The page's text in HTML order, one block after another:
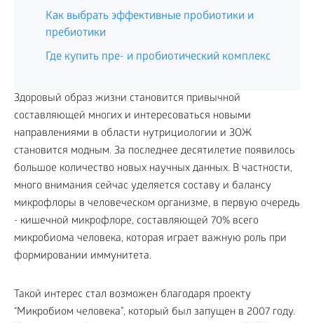
Как выбрать эффективные пробиотики и
пребиотики
Где купить пре- и пробиотический комплекс
Здоровый образ жизни становится привычной
составляющей многих и интересоваться новыми
направлениями в области нутрициологии и ЗОЖ
становится модным. За последнее десятилетие появилось
большое количество новых научных данных. В частности,
много внимания сейчас уделяется составу и балансу
микрофлоры в человеческом организме, в первую очередь
- кишечной микрофлоре, составляющей 70% всего
микробиома человека, которая играет важную роль при
формировании иммунитета.
Такой интерес стал возможен благодаря проекту
“Микробиом человека”, который был запущен в 2007 году.